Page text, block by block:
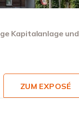
Kapitalanlage und
ZUM EXPOSÉ